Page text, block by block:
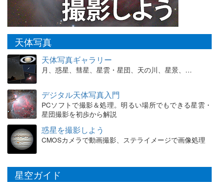
天体写真
天体写真ギャラリー
月、惑星、彗星、星雲・星団、天の川、星景、…
デジタル天体写真入門
PCソフトで撮影＆処理。明るい場所でもできる星雲・
星団撮影を初歩から解説
惑星を撮影しよう
CMOSカメラで動画撮影、ステライメージで画像処理
星空ガイド